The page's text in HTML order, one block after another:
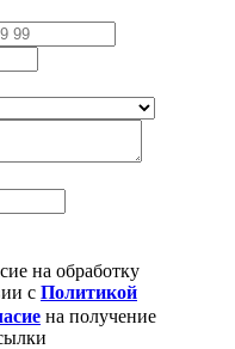
на обработку
с Политикой
на получение